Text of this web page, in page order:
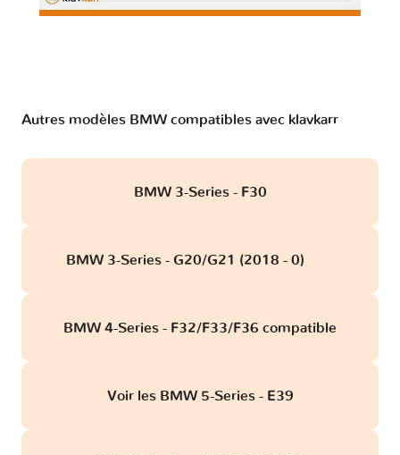
Autres modèles BMW compatibles avec klavkarr
BMW 3-Series - F30
BMW 3-Series - G20/G21 (2018 - 0)
BMW 4-Series - F32/F33/F36 compatible
Voir les BMW 5-Series - E39